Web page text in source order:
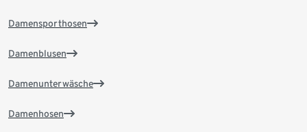
Damensporthosen
Damenblusen
Damenunterwäsche
Damenhosen